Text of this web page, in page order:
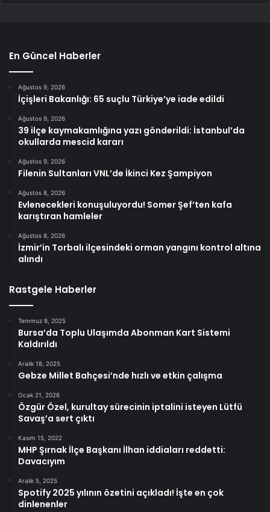
En Güncel Haberler
Ağustos 9, 2026
İçişleri Bakanlığı: 65 suçlu Türkiye’ye iade edildi
Ağustos 9, 2026
39 ilçe kaymakamlığına yazı gönderildi: İstanbul’da
okullarda mescid kararı
Ağustos 9, 2026
Filenin Sultanları VNL’de İkinci Kez Şampiyon
Ağustos 8, 2026
Evlenecekleri konuşuluyordu! Somer Şef’ten kafa
karıştıran hamleler
Ağustos 8, 2026
İzmir’in Torbalı ilçesindeki orman yangını kontrol altına
alındı
Rastgele Haberler
Temmuz 8, 2025
Bursa’da Toplu Ulaşımda Abonman Kart Sistemi
Kaldırıldı
Aralık 18, 2025
Gebze Millet Bahçesi’nde hızlı ve etkin çalışma
Ocak 21, 2026
Özgür Özel, kurultay sürecinin iptalini isteyen Lütfü
Savaş’a sert çıktı
Kasım 15, 2022
MHP Şırnak İlçe Başkanı İlhan iddiaları reddetti:
Davacıyım
Aralık 5, 2025
Spotify 2025 yılının özetini açıkladı! İşte en çok
dinlenenler